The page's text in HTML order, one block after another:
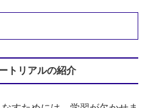
トリアルの紹介